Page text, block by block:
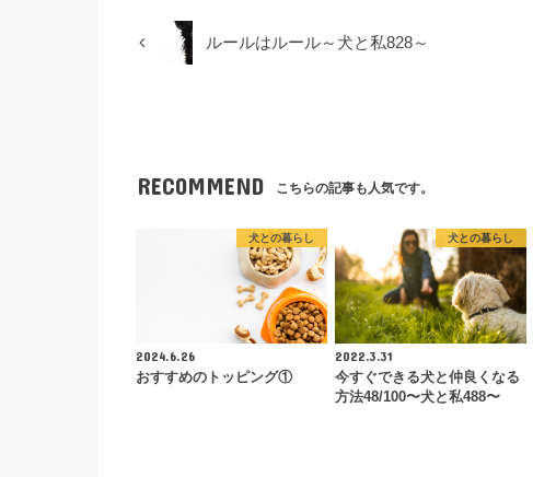
ルールはルール～犬と私828～
RECOMMEND こちらの記事も人気です。
犬との暮らし
2024.6.26
おすすめのトッピング①
犬との暮らし
2022.3.31
今すぐできる犬と仲良くなる
方法48/100〜犬と私488〜